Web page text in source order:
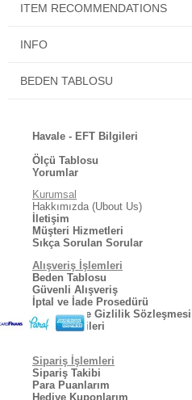
Standart beden ölçüsü yan taraftadır.
ITEM RECOMMENDATIONS
INFO
BEDEN TABLOSU
Havale - EFT Bilgileri
Ölçü Tablosu
Yorumlar
Kurumsal
Hakkımızda (Ubout Us)
İletişim
Müşteri Hizmetleri
Sıkça Sorulan Sorular
Alışveriş İşlemleri
Beden Tablosu
Güvenli Alışveriş
İptal ve İade Prosedürü
Kullanıcı ve Gizlilik Sözleşmesi
Kargo Bilgileri
Sipariş İşlemleri
Sipariş Takibi
Para Puanlarım
Hediye Kuponlarım